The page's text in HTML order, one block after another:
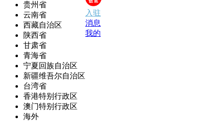
贵州省
云南省
西藏自治区
陕西省
甘肃省
青海省
宁夏回族自治区
新疆维吾尔自治区
台湾省
香港特别行政区
澳门特别行政区
海外
入驻
消息
我的